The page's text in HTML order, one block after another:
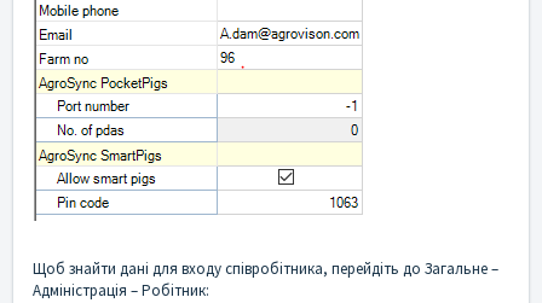
Щоб знайти дані для входу співробітника, перейдіть до Загальне –
Адміністрація – Робітник: